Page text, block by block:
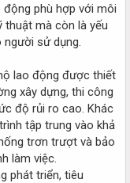
phù hợp với môi
thuật mà còn là yếu
sử dụng.
lao động được thiết
xây dựng, thi công
độ rủi ro cao. Khác
tập trung vào khả
trơn trượt và bảo
làm việc.
phát triển, tiêu